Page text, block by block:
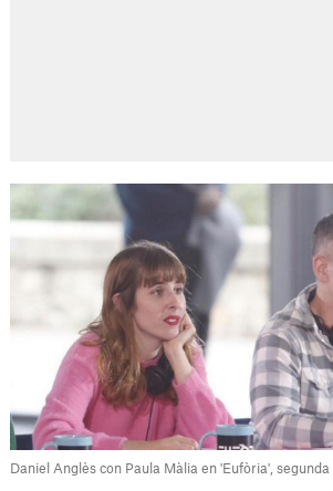
Daniel Anglès con Paula Màlia en 'Eufòria',